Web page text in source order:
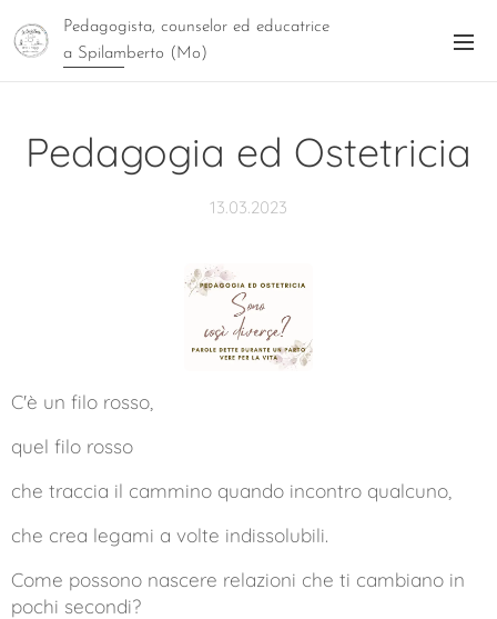
Pedagogista, counselor ed educatrice
a Spilamberto (Mo)
Pedagogia ed Ostetricia
13.03.2023
C'è un filo rosso,
quel filo rosso
che traccia il cammino quando incontro qualcuno,
che crea legami a volte indissolubili.
Come possono nascere relazioni che ti cambiano in
pochi secondi?